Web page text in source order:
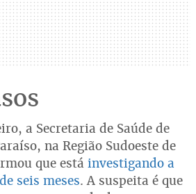
a Secretaria de Saúde de
na Região Sudoeste de
que está investigando a
seis meses. A suspeita é que